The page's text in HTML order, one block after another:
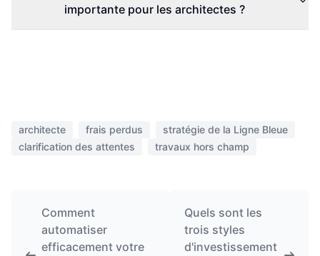
importante pour les architectes ?
architecte frais perdus
stratégie de la Ligne Bleue
clarification des attentes
travaux hors champ
Comment
automatiser
efficacement votre
Quels sont les
trois styles
d'investissement